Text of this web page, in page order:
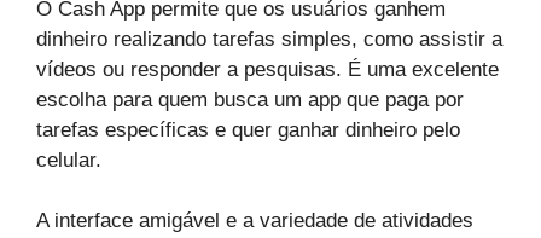
O Cash App permite que os usuários ganhem
dinheiro realizando tarefas simples, como assistir a
vídeos ou responder a pesquisas. É uma excelente
escolha para quem busca um app que paga por
tarefas específicas e quer ganhar dinheiro pelo
celular.
A interface amigável e a variedade de atividades